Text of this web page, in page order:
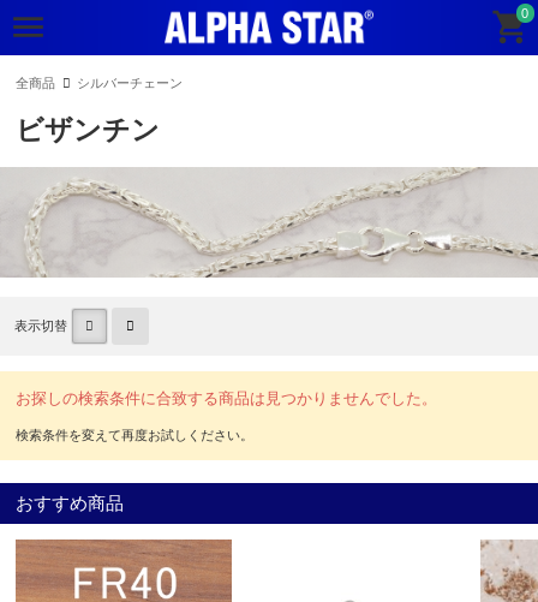
0
全商品 シルバーチェーン
ビザンチン
表示切替
お探しの検索条件に合致する商品は見つかりませんでした。
おすすめ商品